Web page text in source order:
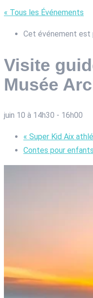
« Tous les Événements
Cet événement est
Visite
Musée
juin 10 à 14h30 - 16h00
« Super Kid Aix athlé
Contes pour